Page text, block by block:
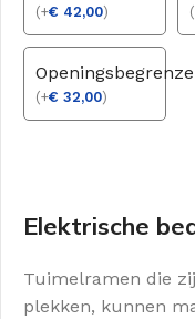
(+€ 42,00) (
(+€ 32,00)
Elektrische
Tuimelramen die
plekken, kunnen